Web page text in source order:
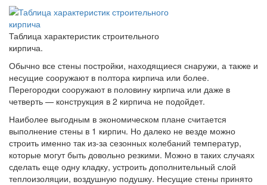
Таблица характеристик строительного
кирпича.
Обычно все стены постройки, находящиеся снаружи, а также и
несущие сооружают в полтора кирпича или более.
Перегородки сооружают в половину кирпича или даже в
четверть — конструкция в 2 кирпича не подойдет.
Наиболее выгодным в экономическом плане считается
выполнение стены в 1 кирпич. Но далеко не везде можно
строить именно так из-за сезонных колебаний температур,
которые могут быть довольно резкими. Можно в таких случаях
сделать еще одну кладку, устроить дополнительный слой
теплоизоляции, воздушную подушку. Несущие стены принято